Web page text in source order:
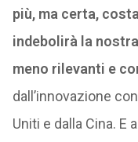
più, ma certa,
indebolirà la
meno rilevanti e
dall’innovazione
Uniti e dalla Cina.